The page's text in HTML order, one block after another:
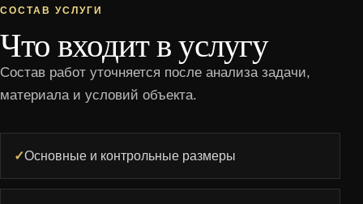
СОСТАВ УСЛУГИ
Что входит в услугу
Состав работ уточняется после анализа задачи,
материала и условий объекта.
✓Основные и контрольные размеры